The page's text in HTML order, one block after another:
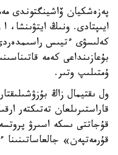
پەزەشكيان ۆاشينگتوندى
ايىپتادى. ونىڭ
كەلىسۋى ءتيىس
بۇعازىنداعى كەمە
ۇمتىلىپ وتىر.
ول ىقتيمال زاڭ
قاراستىرىلعان تەتىكتەر
قۇجاتتى ىسكە اسىرۋ
قۇرمەتپەن»